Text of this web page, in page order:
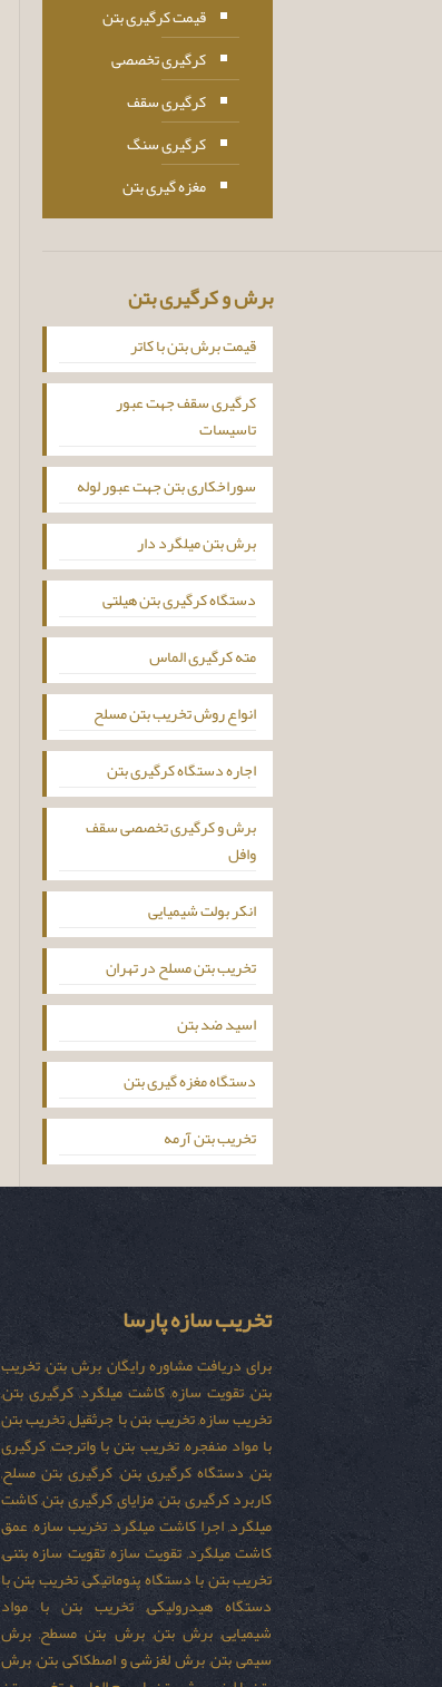
قیمت کرگیری بتن
کرگیری تخصصی
کرگیری سقف
کرگیری سنگ
مغزه گیری بتن
برش و کرگیری بتن
قیمت برش بتن با کاتر
کرگیری سقف جهت عبور
تاسیسات
سوراخکاری بتن جهت عبور لوله
برش بتن میلگرد دار
دستگاه کرگیری بتن هیلتی
مته کرگیری الماس
انواع روش تخریب بتن مسلح
اجاره دستگاه کرگیری بتن
برش و کرگیری تخصصی سقف
وافل
انکر بولت شیمیایی
تخریب بتن مسلح در تهران
اسید ضد بتن
دستگاه مغزه گیری بتن
تخریب بتن آرمه
تخریب سازه پارسا
برای دریافت مشاوره رایگان برش بتن, تخریب
بتن, تقویت سازه, کاشت میلگرد, کرگیری بتن,
تخریب سازه, تخریب بتن با جرثقیل, تخریب بتن
با مواد منفجره, تخریب بتن با واترجت, کرگیری
بتن, دستگاه کرگیری بتن, کرگیری بتن مسلح,
کاربرد کرگیری بتن, مزایای کرگیری بتن, کاشت
میلگرد, اجرا کاشت میلگرد, تخریب سازه, عمق
کاشت میلگرد, تقویت سازه, تقویت سازه بتنی,
تخریب بتن با دستگاه پنوماتیکی, تخریب بتن با
دستگاه هیدرولیکی, تخریب بتن با مواد
شیمیایی, برش بتن, برش بتن مسطح, برش
سیمی بتن, برش لغزشی و اصطکاکی بتن, برش